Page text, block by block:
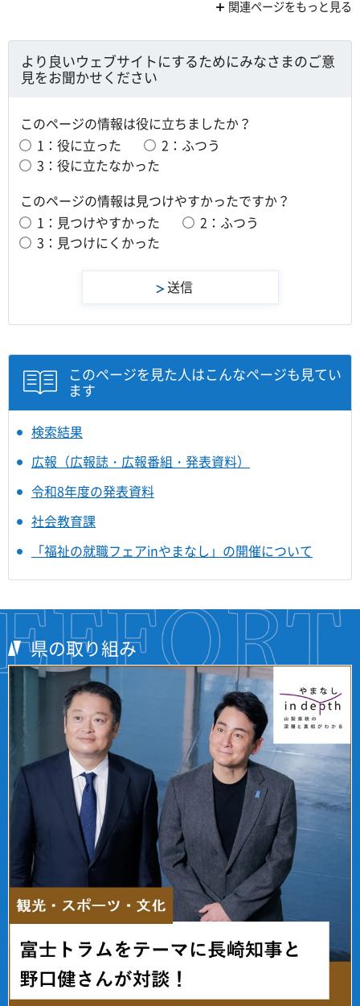
関連ページをもっと見る
より良いウェブサイトにするためにみなさまのご意
見をお聞かせください
このページの情報は役に立ちましたか？
1：役に立った
2：ふつう
3：役に立たなかった
このページの情報は見つけやすかったですか？
1：見つけやすかった
2：ふつう
3：見つけにくかった
このページを見た人はこんなページも見てい
ます
検索結果
広報（広報誌・広報番組・発表資料）
令和8年度の発表資料
社会教育課
「福祉の就職フェアinやまなし」の開催について
県の取り組み